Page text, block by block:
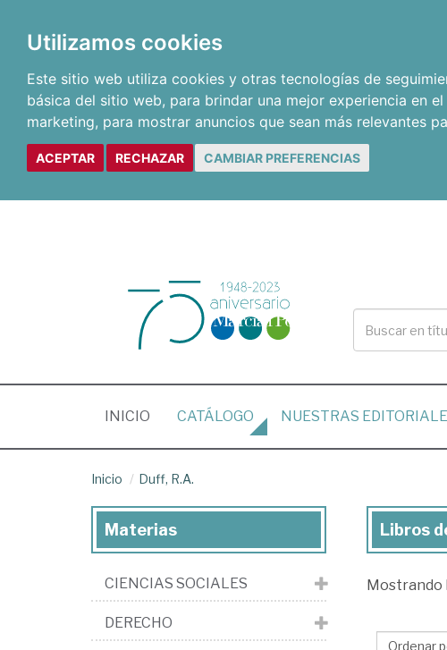
Utilizamos cookies
Este sitio web utiliza cookies y otras tecnologías de
básica del sitio web, para brindar una mejor experiencia en
marketing, para mostrar anuncios que sean más relevantes
ACEPTAR RECHAZAR CAMBIAR PREFERENCIAS
INICIO (CURRENT)
CATÁLOGO NUESTRAS
Inicio Duff, R.A.
Libros
Duff,
Libros
Mostrando
Materias
CIENCIAS SOCIALES
DERECHO